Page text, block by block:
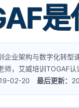
是
企业架构与数字化转型
师，艾威培训TOGAF认
02-20最后更新：